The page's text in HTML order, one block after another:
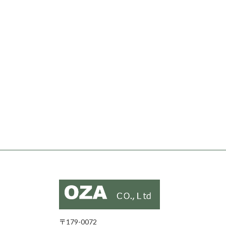
〒179-0072